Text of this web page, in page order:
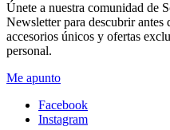
Únete a nuestra comunidad de
Newsletter para descubrir antes
accesorios únicos y ofertas
personal.
Me apunto
Facebook
Instagram